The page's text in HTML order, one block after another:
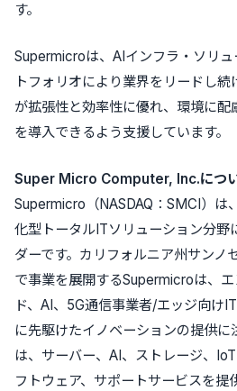
す。
Supermicroは、AIインフラ・ソリ
トフォリオにより業界をリードし
が拡張性と効率性に優れ、環境に配
を導入できるよう支援しています。
Super Micro Computer, Inc.につ
Supermicro（NASDAQ：SMCI）は
化型トータルITソリューション分野
ダーです。カリフォルニア州サンノ
で事業を展開するSupermicroは、
ド、AI、5G通信事業者/エッジ向け
に先駆けたイノベーションの提供に
は、サーバー、AI、ストレージ、
フトウェア、サポートサービスを提